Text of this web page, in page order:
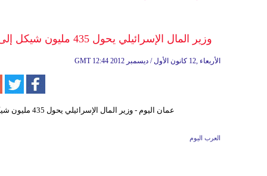
وزير المال الإسرائيلي يحول 435 مليون شيكل إلى شركة الكهرباء الصهيونية من أموال الضرائب الفلسطينية
GMT 12:44 2012 الأربعاء ,12 كانون الأول / ديسمبر
العرب اليوم